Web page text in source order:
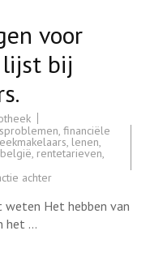
voor
lijst bij
, financiële
, lenen,
, rentetarieven,
achterop
oplossingen
voor
Het hebben van
het …